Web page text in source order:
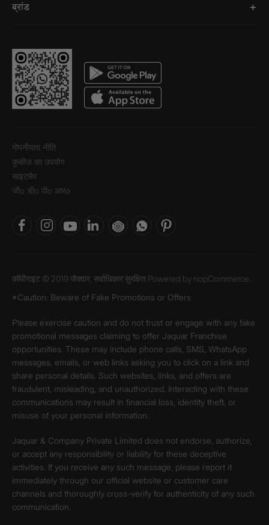
ब्रांड
गोपनीयता नीति
कुकीज़ का उपयोग
साइटमैप
जीo डीo पीo आरo
कॉपीराइट © 2019 जैक्वार, सर्वाधिकार सुरक्षित Powered by nopCommerce.
*Caution: Beware of Fake Promotions or Offers
Please exercise caution and do not trust or engage with any fake
promotional messages claiming to offer Jaquar Franchise
opportunities. These may include phone calls, SMS, WhatsApp
messages, emails, or web links asking you to click on a link and
share personal details. Such websites, links, and offers are
fraudulent, misleading, and unauthorized. Interacting with these
communications may result in financial loss, identity theft, or
misuse of your personal information.
Jaquar & Company Private Limited does not endorse, authorize,
or accept any responsibility or liability for these deceptive
activities. If you receive any such message, please report it
immediately through our official website or customer care
channels and thoroughly cross-verify for authenticity of any such
communication.